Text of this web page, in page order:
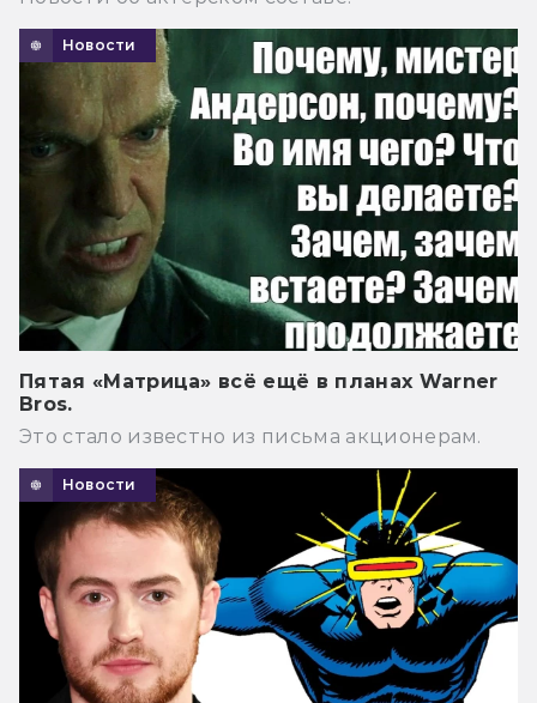
Новости
Пятая «Матрица» всё ещё в планах Warner
Bros.
Это стало известно из письма акционерам.
Новости